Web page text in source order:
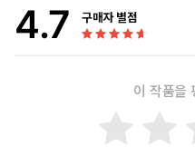
4.7 구매자 별점
이 작품을